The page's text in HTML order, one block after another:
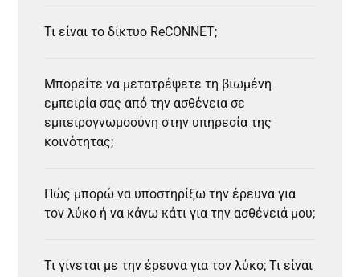
Τι είναι το δίκτυο ReCONNET;
Μπορείτε να μετατρέψετε τη βιωμένη
εμπειρία σας από την ασθένεια σε
εμπειρογνωμοσύνη στην υπηρεσία της
κοινότητας;
Πώς μπορώ να υποστηρίξω την έρευνα για
τον λύκο ή να κάνω κάτι για την ασθένειά μου;
Τι γίνεται με την έρευνα για τον λύκο; Τι είναι